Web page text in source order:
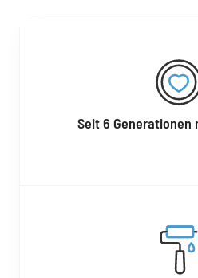
Seit 6 Generationen